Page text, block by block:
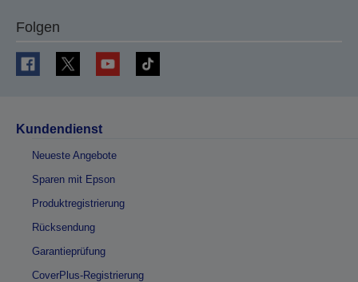
Folgen
Kundendienst
Neueste Angebote
Sparen mit Epson
Produktregistrierung
Rücksendung
Garantieprüfung
CoverPlus-Registrierung